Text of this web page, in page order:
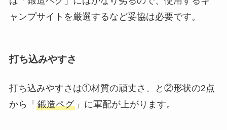
ャンプサイトを厳選するなど妥協は必要です。
打ち込みやすさ
打ち込みやすさは①材質の頑丈さ、と②形状の2点
から「 鍛造ペグ」に軍配が上がります。